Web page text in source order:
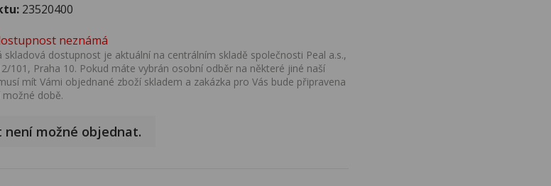
23520400
neznámá
skladová dostupnost je aktuální na centrálním skladě společnosti Peal a.s.,
101, Praha 10. Pokud máte vybrán osobní odběr na některé jiné naší
mít Vámi objednané zboží skladem a zakázka pro Vás bude připravena
době.
není možné objednat.